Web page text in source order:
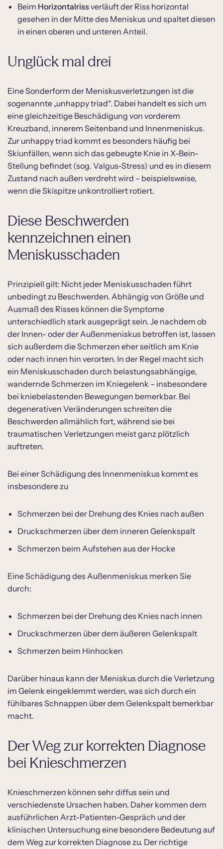
Beim Horizontalrissverläuft der Riss horizontal
gesehen in der Mitte des Meniskus und spaltet diesen
in einen oberen und unteren Anteil.
Unglück mal drei
Eine Sonderform der Meniskusverletzungen ist die
sogenannte „unhappy triad“. Dabei handelt es sich um
eine gleichzeitige Beschädigung von vorderem
Kreuzband, innerem Seitenband und Innenmeniskus.
Zur unhappy triad kommt es besonders häufig bei
Skiunfällen, wenn sich das gebeugte Knie in X-Bein-
Stellung befindet (sog. Valgus-Stress) und es in diesem
Zustand nach außen verdreht wird – beispielsweise,
wenn die Skispitze unkontrolliert rotiert.
Diese Beschwerden
kennzeichnen einen
Meniskusschaden
Prinzipiell gilt: Nicht jeder Meniskusschaden führt
unbedingt zu Beschwerden. Abhängig von Größe und
Ausmaß des Risses können die Symptome
unterschiedlich stark ausgeprägt sein. Je nachdem ob
der Innen- oder der Außenmeniskus betroffen ist, lassen
sich außerdem die Schmerzen eher seitlich am Knie
oder nach innen hin verorten. In der Regel macht sich
ein Meniskusschaden durch belastungsabhängige,
wandernde Schmerzen im Kniegelenk – insbesondere
bei kniebelastenden Bewegungen bemerkbar. Bei
degenerativen Veränderungen schreiten die
Beschwerden allmählich fort, während sie bei
traumatischen Verletzungen meist ganz plötzlich
auftreten.
Bei einer Schädigung des Innenmeniskus kommt es
insbesondere zu
Schmerzen bei der Drehung des Knies nach außen
Druckschmerzen über dem inneren Gelenkspalt
Schmerzen beim Aufstehen aus der Hocke
Eine Schädigung des Außenmeniskus merken Sie
durch:
Schmerzen bei der Drehung des Knies nach innen
Druckschmerzen über dem äußeren Gelenkspalt
Schmerzen beim Hinhocken
Darüber hinaus kann der Meniskus durch die Verletzung
im Gelenk eingeklemmt werden, was sich durch ein
fühlbares Schnappen über dem Gelenkspalt bemerkbar
macht.
Der Weg zur korrekten Diagnose
bei Knieschmerzen
Knieschmerzen können sehr diffus sein und
verschiedenste Ursachen haben. Daher kommen dem
ausführlichen Arzt-Patienten-Gespräch und der
klinischen Untersuchung eine besondere Bedeutung auf
dem Weg zur korrekten Diagnose zu. Der richtige